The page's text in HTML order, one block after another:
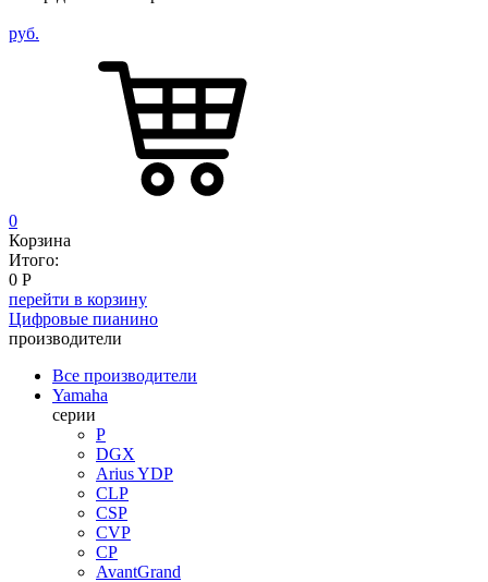
руб.
0
Корзина
Итого:
0 Р
перейти в корзину
Цифровые пианино
производители
Все производители
Yamaha
серии
P
DGX
Arius YDP
CLP
CSP
CVP
CP
AvantGrand